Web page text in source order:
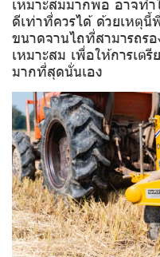
เหมาะสมมากพอ อาจทำ
ดีเท่าที่ควรได้ ด้วยเหตุนี้
ขนาดจานไถที่สามารถรอ
เหมาะสม เพื่อให้การเต
มากที่สุดนั่นเอง